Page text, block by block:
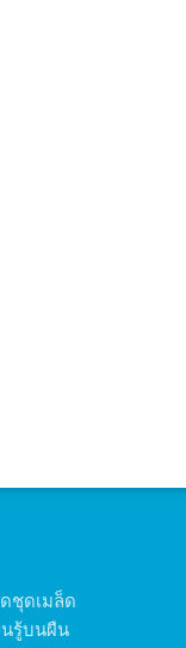
ชุดเมล็ด
นรู้บนผืน